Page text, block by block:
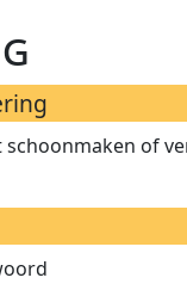
schoonmaken of